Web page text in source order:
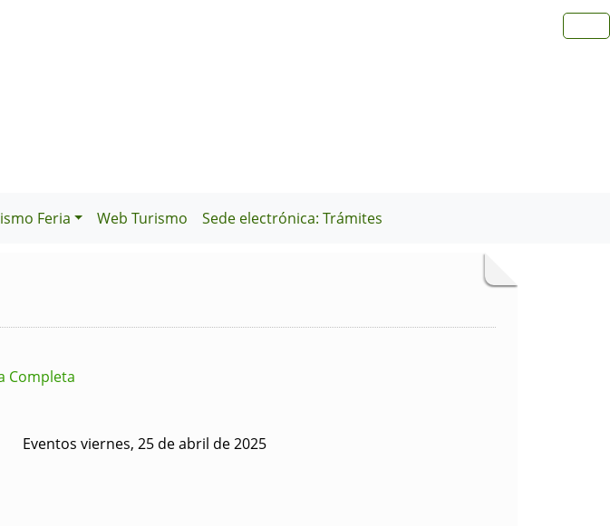
Feria Web Turismo Sede electrónica: Trámites
Completa
Eventos viernes, 25 de abril de 2025